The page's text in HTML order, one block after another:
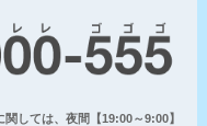
しては、夜間【19:00～9:00】